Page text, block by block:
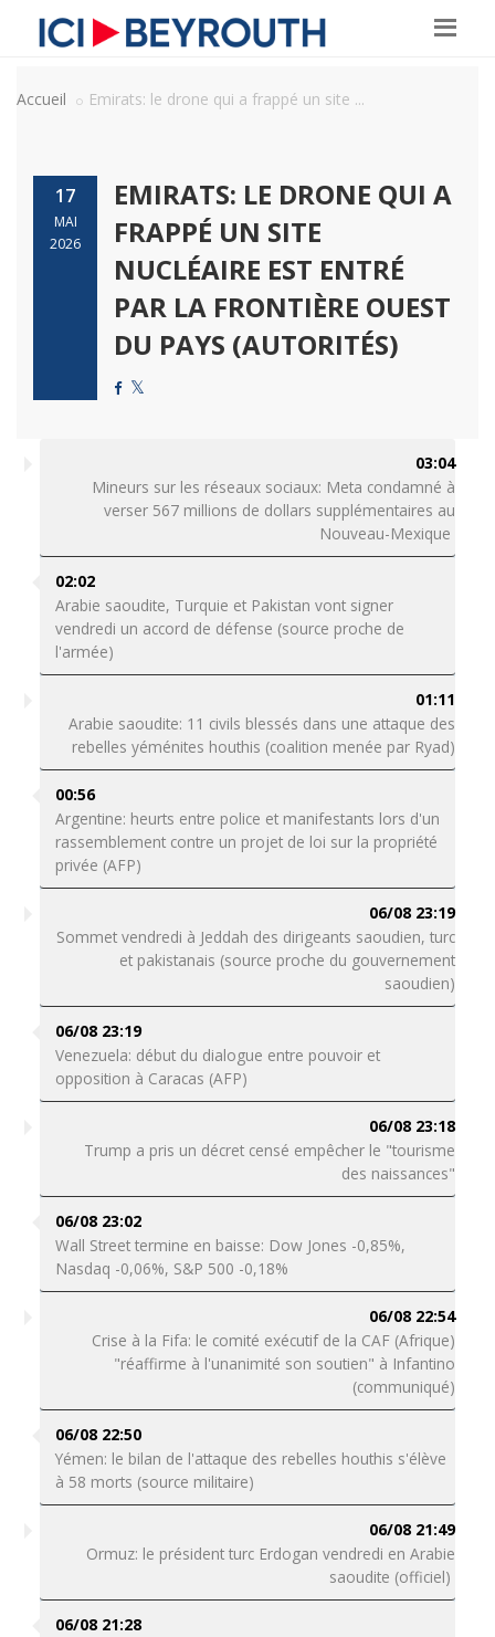
Accueil Emirats: le drone qui a frappé un site ...
17
MAI
2026
EMIRATS: LE DRONE QUI A
FRAPPÉ UN SITE
NUCLÉAIRE EST ENTRÉ
PAR LA FRONTIÈRE OUEST
DU PAYS (AUTORITÉS)
03:04
Mineurs sur les réseaux sociaux: Meta condamné à
verser 567 millions de dollars supplémentaires au
Nouveau-Mexique
02:02
Arabie saoudite, Turquie et Pakistan vont signer
vendredi un accord de défense (source proche de
l'armée)
01:11
Arabie saoudite: 11 civils blessés dans une attaque des
rebelles yéménites houthis (coalition menée par Ryad)
00:56
Argentine: heurts entre police et manifestants lors d'un
rassemblement contre un projet de loi sur la propriété
privée (AFP)
06/08 23:19
Sommet vendredi à Jeddah des dirigeants saoudien, turc
et pakistanais (source proche du gouvernement
saoudien)
06/08 23:19
Venezuela: début du dialogue entre pouvoir et
opposition à Caracas (AFP)
06/08 23:18
Trump a pris un décret censé empêcher le "tourisme
des naissances"
06/08 23:02
Wall Street termine en baisse: Dow Jones -0,85%,
Nasdaq -0,06%, S&P 500 -0,18%
06/08 22:54
Crise à la Fifa: le comité exécutif de la CAF (Afrique)
"réaffirme à l'unanimité son soutien" à Infantino
(communiqué)
06/08 22:50
Yémen: le bilan de l'attaque des rebelles houthis s'élève
à 58 morts (source militaire)
06/08 21:49
Ormuz: le président turc Erdogan vendredi en Arabie
saoudite (officiel)
06/08 21:28